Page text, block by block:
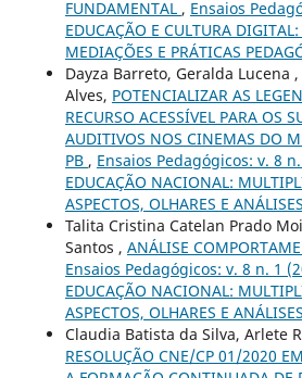
FUNDAMENTAL , Ensaios
EDUCAÇÃO E CULTURA
MEDIAÇÕES E PRÁTICAS
Dayza Barreto, Geralda Lucena
Alves, POTENCIALIZAR AS
RECURSO ACESSÍVEL PARA OS
AUDITIVOS NOS CINEMAS DO
PB , Ensaios Pedagógicos: v. 8
EDUCAÇÃO NACIONAL:
ASPECTOS, OLHARES E ANÁLISES
Talita Cristina Catelan Prado
Santos , ANÁLISE
Ensaios Pedagógicos: v. 8 n. 1
EDUCAÇÃO NACIONAL:
ASPECTOS, OLHARES E ANÁLISES
Claudia Batista da Silva, Arlete
RESOLUÇÃO CNE/CP 01/2020